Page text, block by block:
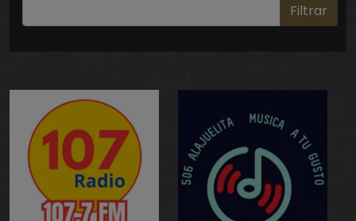
Filtrar